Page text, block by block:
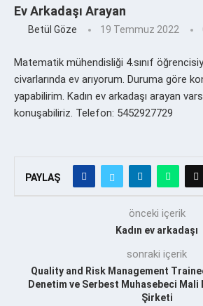
Ev Arkadaşı Arayan
Betül Göze 19 Temmuz 2022
Matematik mühendisliği 4.sınıf
civarlarında ev arıyorum. Duruma göre
yapabilirim. Kadın ev arkadaşı arayan
konuşabiliriz. Telefon: 5452927729
PAYLAŞ
önceki içerik
Kadın ev arkadaşı
sonraki içerik
Quality and Risk Management
Denetim ve Serbest Muhasebeci
Şirketi